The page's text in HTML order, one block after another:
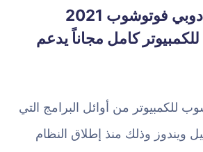
تنزيل برنامج ادوبي فوتوشوب 2021
Photoshop للكمبيوتر كامل مجاناً يدعم
للكمبيوتر من أوائل البرامج التي
ويندوز وذلك منذ إطلاق النظام